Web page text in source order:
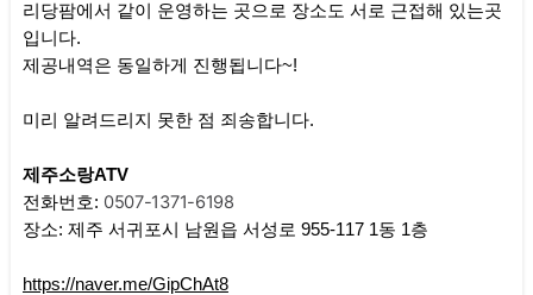
리당팜에서 같이 운영하는 곳으로 장소도 서로 근접해 있는곳
입니다.
제공내역은 동일하게 진행됩니다~!
미리 알려드리지 못한 점 죄송합니다.
제주소랑ATV
전화번호: 0507-1371-6198
장소: 제주 서귀포시 남원읍 서성로 955-117 1동 1층
https://naver.me/GipChAt8